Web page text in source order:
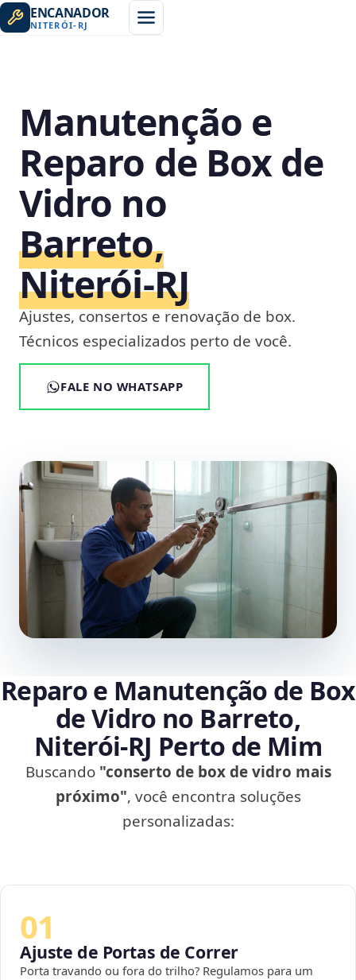
ENCANADOR
NITERÓI- RJ
Manutenção e
Reparo de Box de
Vidro no
Barreto,
Niterói‑RJ
Ajustes, consertos e renovação de box.
Técnicos especializados perto de você.
FALE NO WHATSAPP
Reparo e Manutenção de Box
de Vidro no Barreto,
Niterói‑RJ Perto de Mim
Buscando "conserto de box de vidro mais
próximo", você encontra soluções
personalizadas:
01
Ajuste de Portas de Correr
Porta travando ou fora do trilho? Regulamos para um